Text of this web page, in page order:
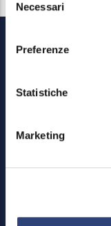
delNecessari
Preferenze
Statistiche
Marketing
Menu